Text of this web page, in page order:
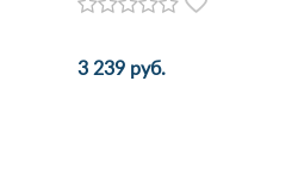
3 239 руб.